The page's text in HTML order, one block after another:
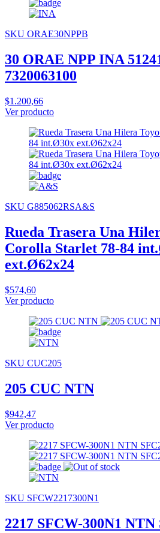
SKU ORAE30NPPB
30 ORAE NPP INA
7320063100
$1.200,66
Ver producto
SKU G885062RSA&S
Rueda Trasera Una
Corolla Starlet 78-84
ext.Ø62x24
$574,60
Ver producto
SKU CUC205
205 CUC NTN
$942,47
Ver producto
SKU SFCW2217300N1
2217 SFCW-300N1 NTN